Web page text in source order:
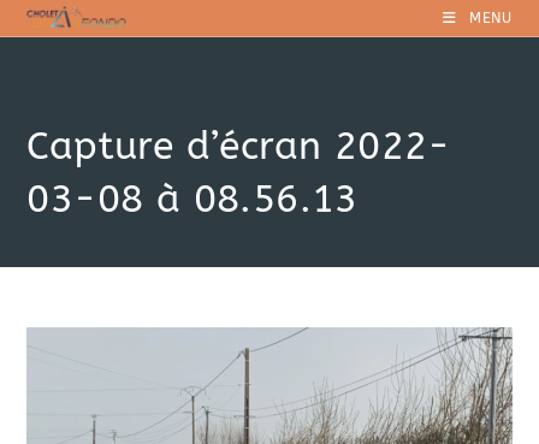
Skip
to
MENU
Capture d’écran 2022-
03-08 à 08.56.13